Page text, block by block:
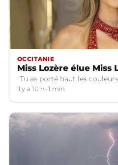
OCCITANIE
Miss Lozère élue Miss
"Tu as porté haut les
il y a 10 h 1 min